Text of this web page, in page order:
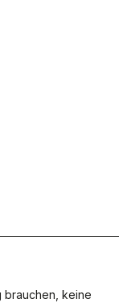
brauchen, keine